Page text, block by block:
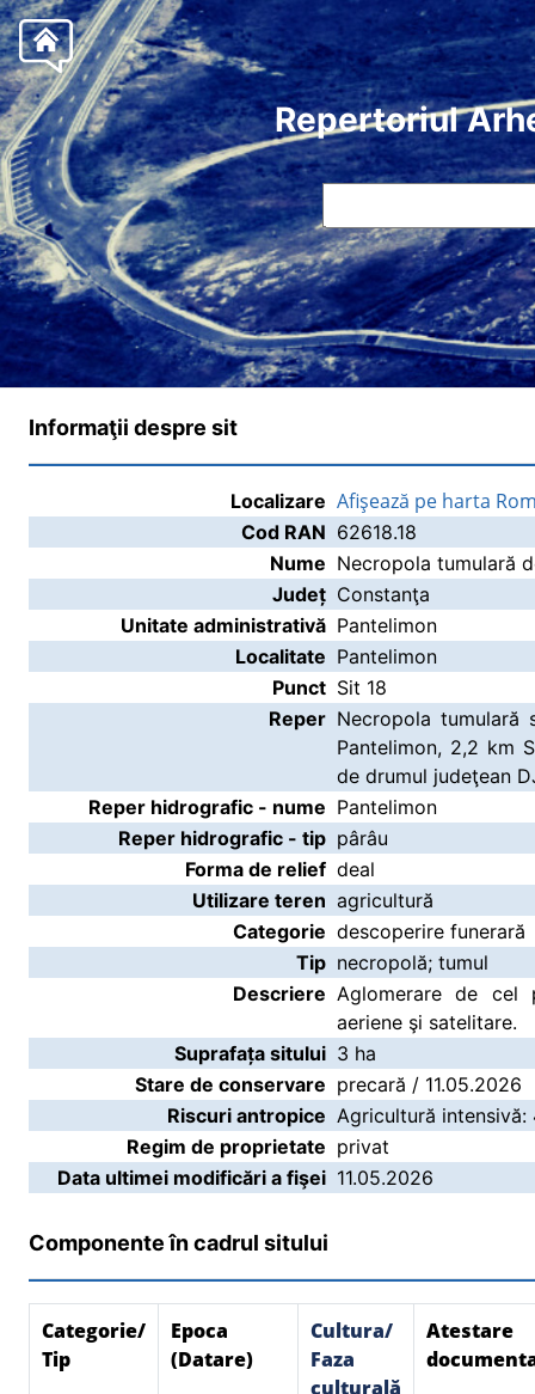
Repertoriul
Informaţii despre sit
Localizare Afişează pe harta
Cod RAN 62618.18
Nume Necropola tumulară
Județ Constanţa
Unitate administrativă Pantelimon
Localitate Pantelimon
Punct Sit 18
Reper Necropola
Pantelimon, 2,2 km
de drumul judeţean
Reper hidrografic - nume Pantelimon
Reper hidrografic - tip pârâu
Forma de relief deal
Utilizare teren agricultură
Categorie descoperire funerară
Tip necropolă; tumul
Descriere Aglomerare de cel
aeriene şi satelitare.
Suprafața sitului 3 ha
Stare de conservare precară / 11.05.2026
Riscuri antropice Agricultură intensivă:
Regim de proprietate privat
Data ultimei modificări a fişei 11.05.2026
Componente în cadrul sitului
Categorie/
Tip
Epoca
(Datare)
Cultura/
Faza
culturală
Atestare